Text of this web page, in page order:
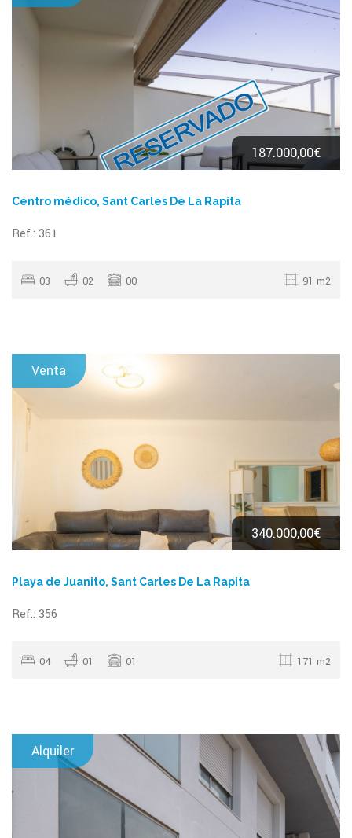
187.000,00€
Centro médico, Sant Carles De La Rapita
Ref.: 361
03 02 00 91 m2
Venta
340.000,00€
Playa de Juanito, Sant Carles De La Rapita
Ref.: 356
04 01 01 171 m2
Alquiler